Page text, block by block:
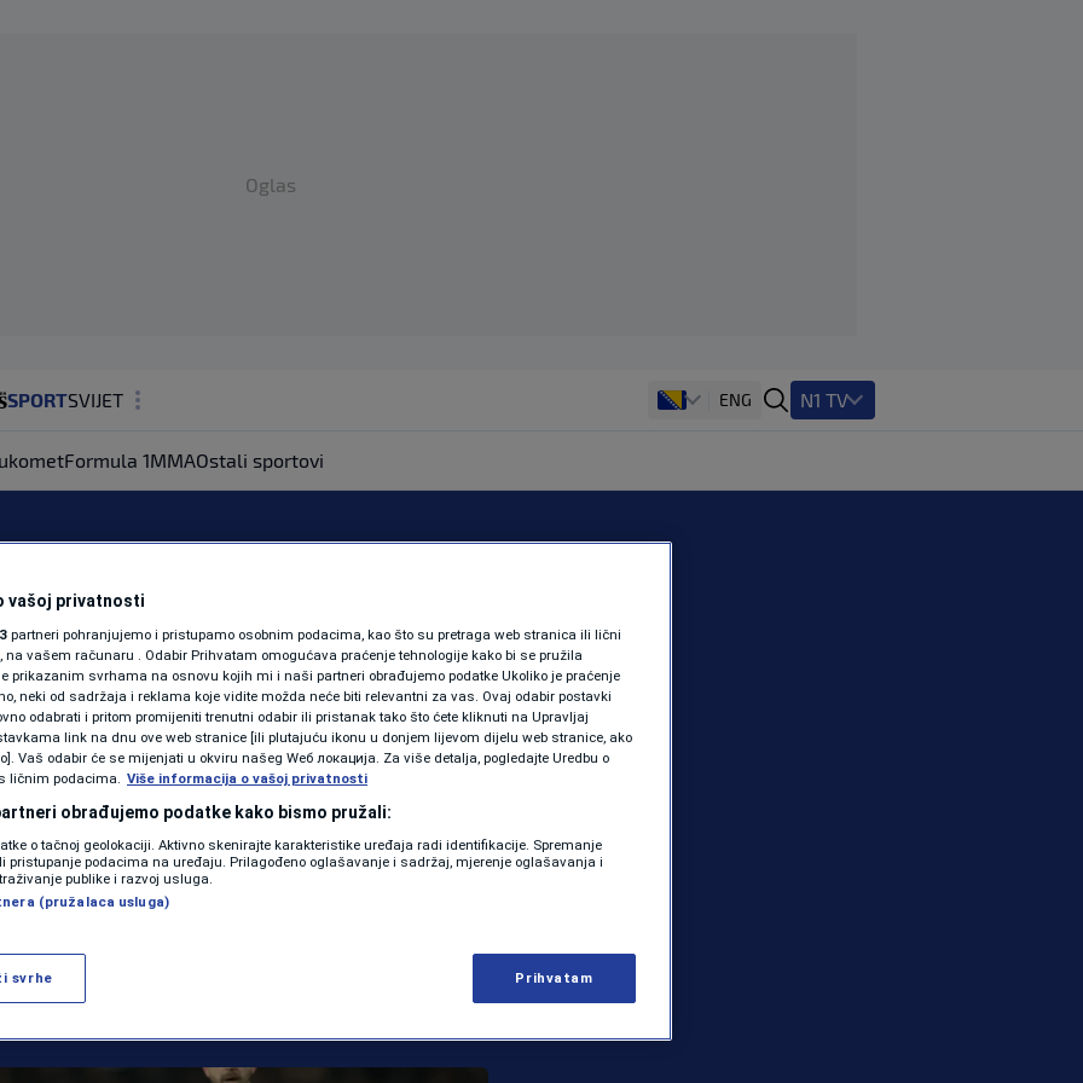
Oglas
SPORTSVIJET
ZDRAVLJE
SHOWBIZ
KOLUMNE
PODCAST
N1 SPECIJAL
FENOMENI
NEISTRAŽENO
VIRALNO
VIDEO
ENG N1 TV
Formula 1MMAOstali sportovi
Kevin
prvo
za narednu
i novog
| NOGOMET | 0
vašoj privatnosti
partneri pohranjujemo i pristupamo osobnim podacima, kao što su pretraga web stranica ili lični
na vašem računaru . Odabir Prihvatam omogućava praćenje tehnologije kako bi se pružila
prikazanim svrhama na osnovu kojih mi i naši partneri obrađujemo podatke Ukoliko je praćenje
neki od sadržaja i reklama koje vidite možda neće biti relevantni za vas. Ovaj odabir postavki
odabrati i pritom promijeniti trenutni odabir ili pristanak tako što ćete kliknuti na Upravljaj
link na dnu ove web stranice [ili plutajuću ikonu u donjem lijevom dijelu web stranice, ako
Vaš odabir će se mijenjati u okviru našeg Wеб локација. Za više detalja, pogledajte Uredbu o
ličnim podacima. Više informacija o vašoj privatnosti
obrađujemo podatke kako bismo pružali:
o tačnoj geolokaciji. Aktivno skenirajte karakteristike uređaja radi identifikacije. Spremanje
pristupanje podacima na uređaju. Prilagođeno oglašavanje i sadržaj, mjerenje oglašavanja i
publike i razvoj usluga.
(pružalaca usluga)
svrhe Prihvatam